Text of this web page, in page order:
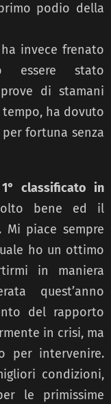
podio della
invece frenato
essere stato
di stamani
ha dovuto
fortuna senza
classificato in
bene ed il
Mi piace sempre
ho un ottimo
in maniera
quest’anno
del rapporto
in crisi, ma
per intervenire.
condizioni,
le primissime